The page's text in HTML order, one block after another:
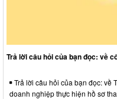
Trả lời câu hỏi của bạn đọc: về
Trả lời câu hỏi của bạn đọc: về
doanh nghiệp thực hiện hồ sơ